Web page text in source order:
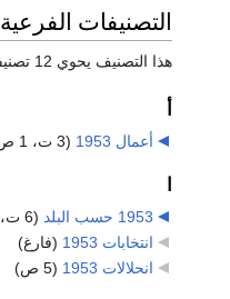
التصنيفات الفرعية
هذا التصنيف يحوي 12 تصنيفات فرعية، من إجمالي 12.
أعمال 1953 (3 ت، 1 ص)
1953 حسب البلد
(6 ت، 14 ص)
انتخابات 1953
(فارغ)
انحلالات 1953
(5 ص)